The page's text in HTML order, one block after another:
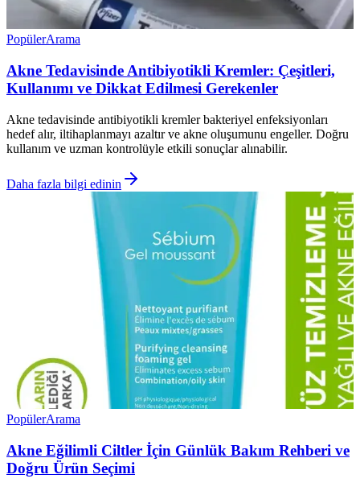
PopülerArama
Akne Tedavisinde Antibiyotikli Kremler: Çeşitleri,
Kullanımı ve Dikkat Edilmesi Gerekenler
Akne tedavisinde antibiyotikli kremler bakteriyel enfeksiyonları
hedef alır, iltihaplanmayı azaltır ve akne oluşumunu engeller. Doğru
kullanım ve uzman kontrolüyle etkili sonuçlar alınabilir.
Daha fazla bilgi edinin
PopülerArama
Akne Eğilimli Ciltler İçin Günlük Bakım Rehberi ve
Doğru Ürün Seçimi